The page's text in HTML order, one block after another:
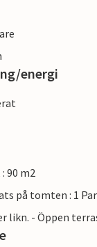
energi
90 m2
på tomten : 1
likn. - Öppen